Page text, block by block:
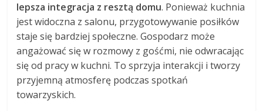
lepsza integracja z resztą domu. Ponieważ kuchnia
jest widoczna z salonu, przygotowywanie posiłków
staje się bardziej społeczne. Gospodarz może
angażować się w rozmowy z gośćmi, nie odwracając
się od pracy w kuchni. To sprzyja interakcji i tworzy
przyjemną atmosferę podczas spotkań
towarzyskich.